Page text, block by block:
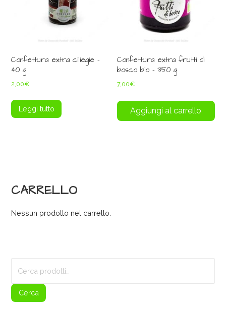
Confettura extra ciliegie –
40 g
2,00€
Leggi tutto
Confettura extra frutti di
bosco bio – 350 g
7,00€
Aggiungi al carrello
CARRELLO
Nessun prodotto nel carrello.
Cerca